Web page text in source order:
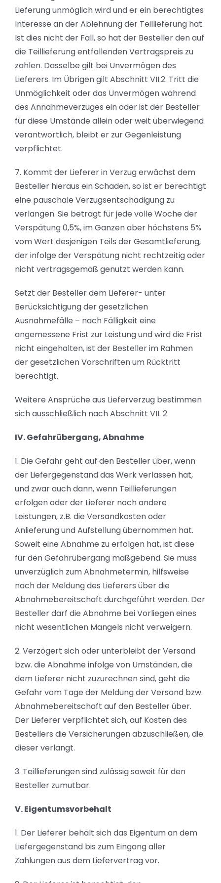
Lieferung unmöglich wird und er ein berechtigtes
Interesse an der Ablehnung der Teillieferung hat.
Ist dies nicht der Fall, so hat der Besteller den auf
die Teillieferung entfallenden Vertragspreis zu
zahlen. Dasselbe gilt bei Unvermögen des
Lieferers. Im Übrigen gilt Abschnitt VII.2. Tritt die
Unmöglichkeit oder das Unvermögen während
des Annahmeverzuges ein oder ist der Besteller
für diese Umstände allein oder weit überwiegend
verantwortlich, bleibt er zur Gegenleistung
verpflichtet.
7. Kommt der Lieferer in Verzug erwächst dem
Besteller hieraus ein Schaden, so ist er berechtigt
eine pauschale Verzugsentschädigung zu
verlangen. Sie beträgt für jede volle Woche der
Verspätung 0,5%, im Ganzen aber höchstens 5%
vom Wert desjenigen Teils der Gesamtlieferung,
der infolge der Verspätung nicht rechtzeitig oder
nicht vertragsgemäß genutzt werden kann.
Setzt der Besteller dem Lieferer- unter
Berücksichtigung der gesetzlichen
Ausnahmefälle – nach Fälligkeit eine
angemessene Frist zur Leistung und wird die Frist
nicht eingehalten, ist der Besteller im Rahmen
der gesetzlichen Vorschriften um Rücktritt
berechtigt.
Weitere Ansprüche aus Lieferverzug bestimmen
sich ausschließlich nach Abschnitt VII. 2.
IV. Gefahrübergang, Abnahme
1. Die Gefahr geht auf den Besteller über, wenn
der Liefergegenstand das Werk verlassen hat,
und zwar auch dann, wenn Teillieferungen
erfolgen oder der Lieferer noch andere
Leistungen, z.B. die Versandkosten oder
Anlieferung und Aufstellung übernommen hat.
Soweit eine Abnahme zu erfolgen hat, ist diese
für den Gefahrübergang maßgebend. Sie muss
unverzüglich zum Abnahmetermin, hilfsweise
nach der Meldung des Lieferers über die
Abnahmebereitschaft durchgeführt werden. Der
Besteller darf die Abnahme bei Vorliegen eines
nicht wesentlichen Mangels nicht verweigern.
2. Verzögert sich oder unterbleibt der Versand
bzw. die Abnahme infolge von Umständen, die
dem Lieferer nicht zuzurechnen sind, geht die
Gefahr vom Tage der Meldung der Versand bzw.
Abnahmebereitschaft auf den Besteller über.
Der Lieferer verpflichtet sich, auf Kosten des
Bestellers die Versicherungen abzuschließen, die
dieser verlangt.
3. Teillieferungen sind zulässig soweit für den
Besteller zumutbar.
V. Eigentumsvorbehalt
1. Der Lieferer behält sich das Eigentum an dem
Liefergegenstand bis zum Eingang aller
Zahlungen aus dem Liefervertrag vor.